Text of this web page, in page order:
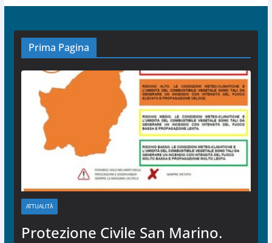
Prima Pagina
ATTUALITÀ
Protezione Civile San Marino.